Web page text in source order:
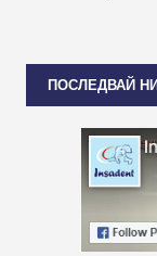
ПОСЛЕДВАЙ